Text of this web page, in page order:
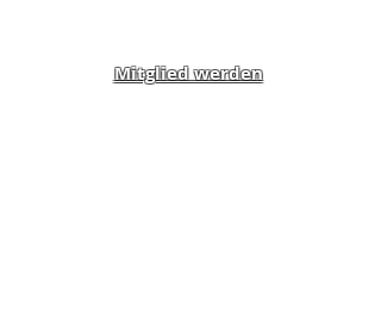
Mitglied werden